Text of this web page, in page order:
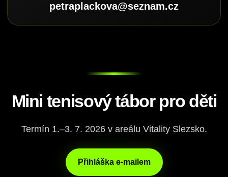
petraplackova@seznam.cz
Mini tenisový tábor pro děti
Termín 1.–3. 7. 2026 v areálu Vitality Slezsko.
Přihláška e-mailem